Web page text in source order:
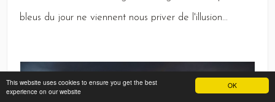
OK
This website uses cookies to ensure you get the best
experience on our website
bleus du jour ne viennent nous priver de l'illusion...